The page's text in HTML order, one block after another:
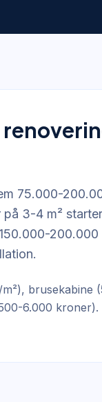
75.000-
3-4 m²
200.000
brusekabine
6.000 kroner).